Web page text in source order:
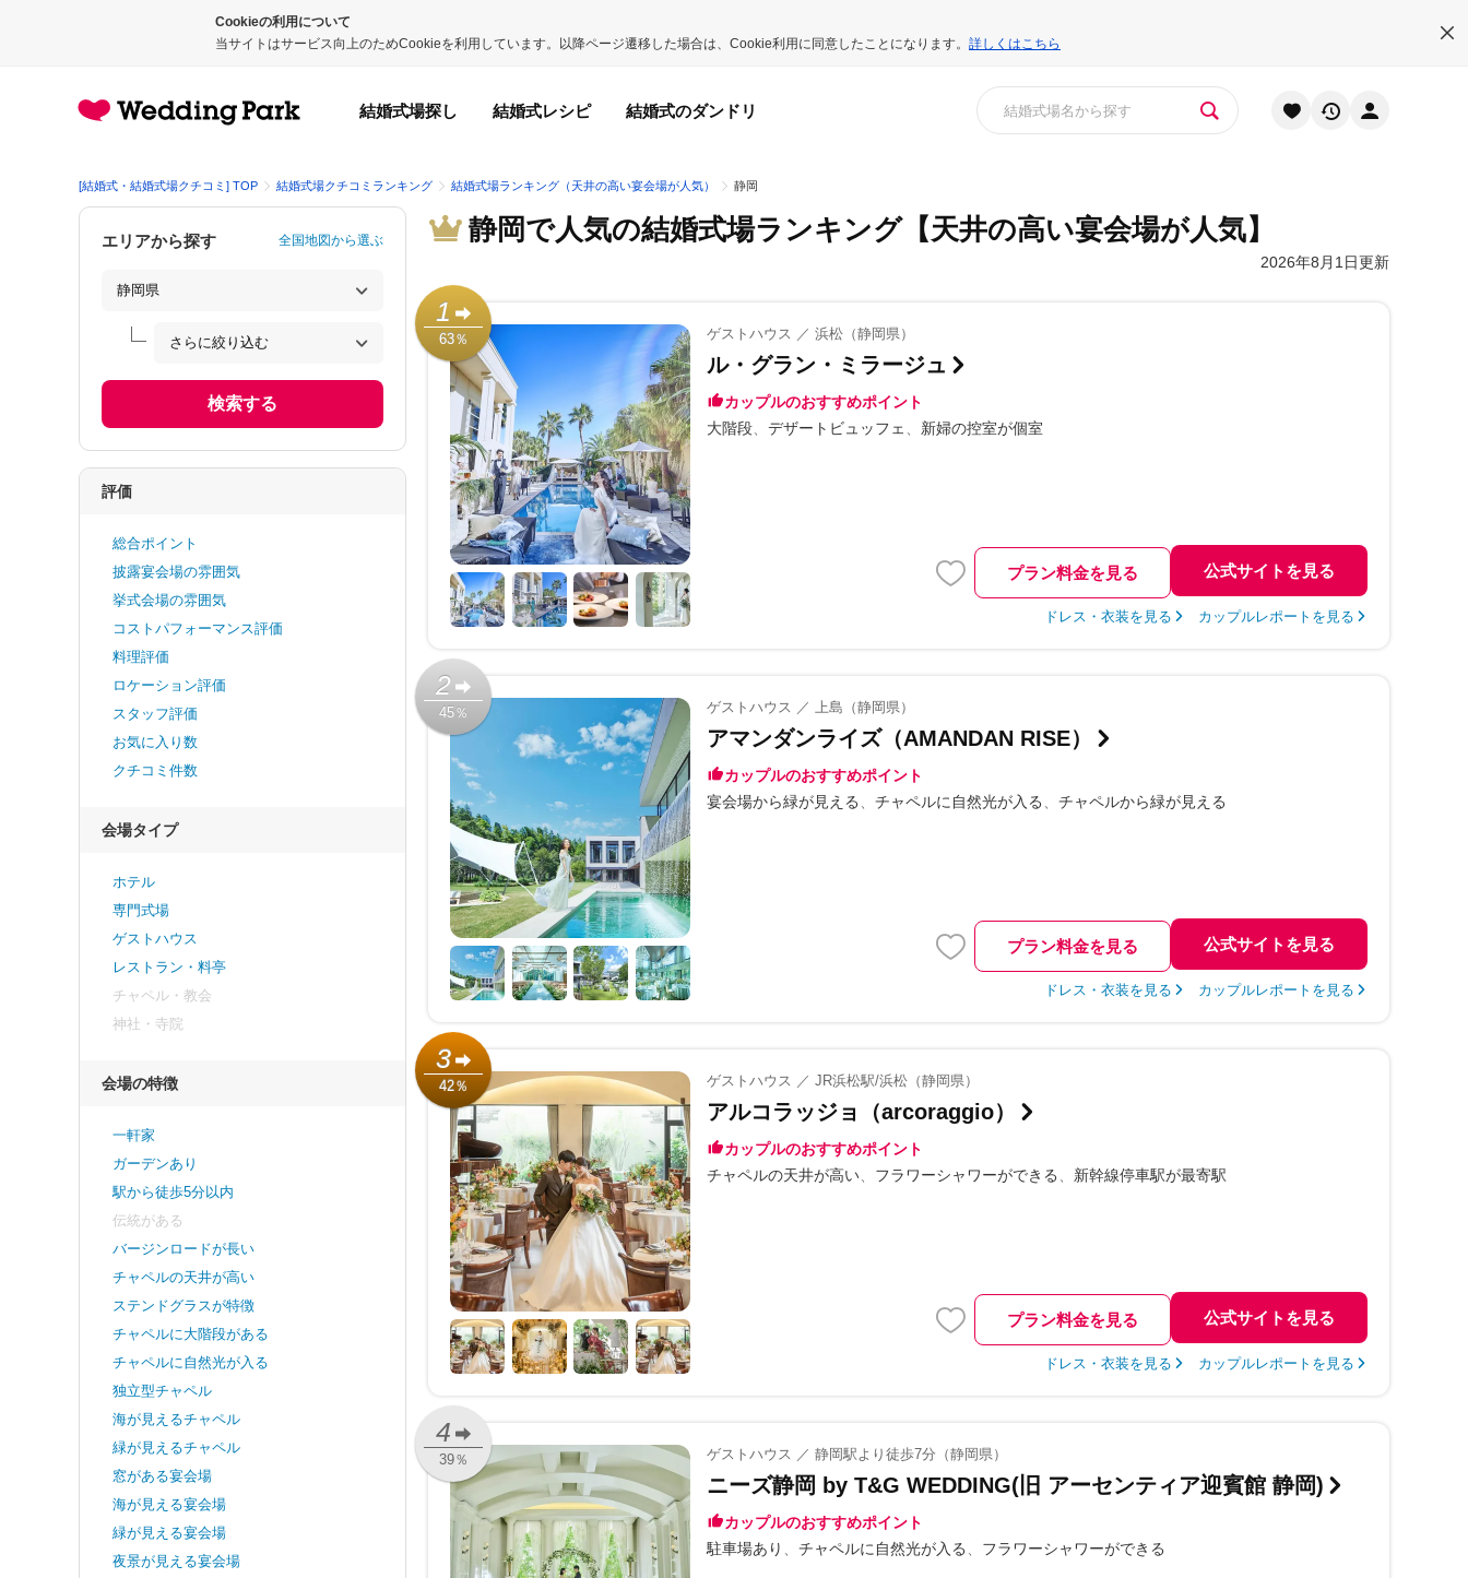
Cookieの利用について
当サイトはサービス向上のためCookieを利用しています。以降ページ遷移した場合は、Cookie利用に同意したことになります。 詳しくはこちら
結婚式場探し 結婚式レシピ 結婚式のダンドリ
[結婚式・結婚式場クチコミ] TOP 結婚式場クチコミランキング 結婚式場ランキング（天井の高い宴会場が人気） 静岡
静岡で人気の結婚式場ランキング【天井の高い宴会場が人気】
2026年8月1日更新
1
63％ ゲストハウス ／ 浜松（静岡県）
ル・グラン・ミラージュ
カップルのおすすめポイント
大階段
デザートビュッフェ 新婦の控室が個室
プラン料金を見る 公式サイトを見る
ドレス・衣装を見る カップルレポートを見る
2
45％ ゲストハウス ／ 上島（静岡県）
アマンダンライズ（AMANDAN RISE）
カップルのおすすめポイント
宴会場から緑が見える
チャペルに自然光が入る チャペルから緑が見える
プラン料金を見る 公式サイトを見る
ドレス・衣装を見る カップルレポートを見る
3
42％ ゲストハウス ／ JR浜松駅/浜松（静岡県）
アルコラッジョ（arcoraggio）
カップルのおすすめポイント
チャペルの天井が高い
フラワーシャワーができる 新幹線停車駅が最寄駅
プラン料金を見る 公式サイトを見る
ドレス・衣装を見る カップルレポートを見る
4
39％ ゲストハウス ／ 静岡駅より徒歩7分（静岡県）
ニーズ静岡 by T&G WEDDING(旧 アーセンティア迎賓館 静岡)
カップルのおすすめポイント
駐車場あり
チャペルに自然光が入る フラワーシャワーができる
エリアから探す 全国地図から選ぶ
検索する
評価
総合ポイント
披露宴会場の雰囲気
挙式会場の雰囲気
コストパフォーマンス評価
料理評価
ロケーション評価
スタッフ評価
お気に入り数
クチコミ件数
会場タイプ
ホテル
専門式場
ゲストハウス
レストラン・料亭
チャペル・教会
神社・寺院
会場の特徴
一軒家
ガーデンあり
駅から徒歩5分以内
伝統がある
バージンロードが長い
チャペルの天井が高い
ステンドグラスが特徴
チャペルに大階段がある
チャペルに自然光が入る
独立型チャペル
海が見えるチャペル
緑が見えるチャペル
窓がある宴会場
海が見える宴会場
緑が見える宴会場
夜景が見える宴会場